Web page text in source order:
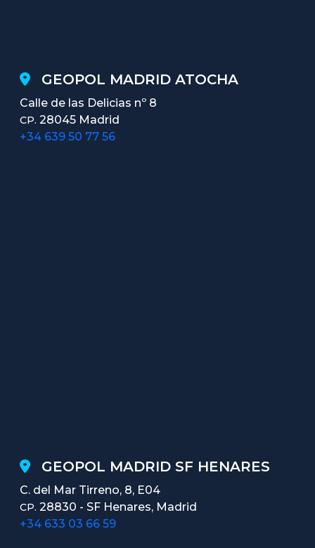
GEOPOL MADRID ATOCHA
Calle de las Delicias nº 8
CP. 28045 Madrid
+34 639 50 77 56
GEOPOL MADRID SF HENARES
C. del Mar Tirreno, 8, E04
CP. 28830 - SF Henares, Madrid
+34 633 03 66 59